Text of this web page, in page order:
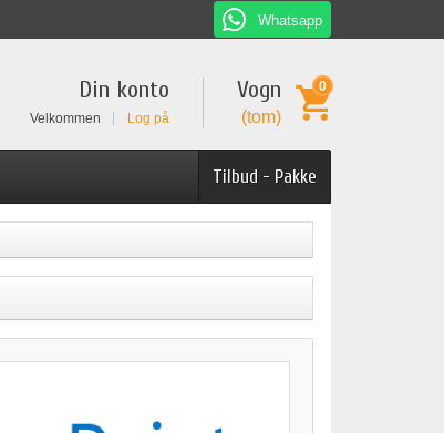
Whatsapp
Vogn
(tom)
0
Din konto
Velkommen Log på
Tilbud - Pakke